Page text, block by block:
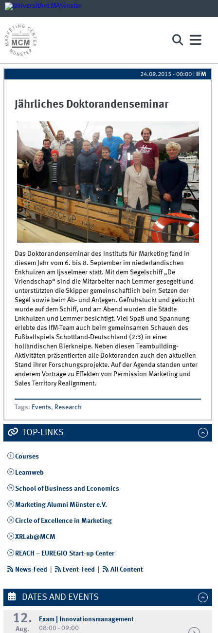
24.09.2015 - 00:00 IFM
Jährliches Doktorandenseminar
Das Doktorandenseminar des Instituts für Marketing fand in
diesem Jahr vom 6. bis 8. September im niederländischen
Enkhuizen am Ijsselmeer statt. Mit dem Segelschiff „De
Vriendschap“ sind die Mitarbeiter nach Lemmer gesegelt und
unterstützten die Skipper gemeinschaftlich beim Setzen der
Segel sowie beim Ab- und Anlegen. Gefrühstückt und gekocht
wurde auf dem Schiff, und am Abend wurden die Städte
Enkhuizen und Lemmer besichtigt. Viel Spaß und Spannung
erlebte das IfM-Team auch beim gemeinsamen Schauen des
Fußballspiels Schottland-Deutschland (2:3) in einer
holländischen Bierkneipe. Neben diesen Teambuilding-
Aktivitäten präsentierten alle Doktoranden auch den aktuellen
Stand ihrer Forschungsprojekte. Auf der Agenda standen unter
anderem Vorträge zu Effekten von Permission Marketing und
Sales Territory Realignment.
Tags: Events, Research
TOP-LINKS
Courses
Learnweb
School of Business and Economics
Marketing Alumni Münster e.V.
Circle of Excellence in Marketing
XRLab@MCM
REACH – EUREGIO Start-up Center
News-Feed Event-Feed | All Content
DATES AND EVENTS
12.
Aug.
Exam | Innovationsmanagement
08:00 - 09:00